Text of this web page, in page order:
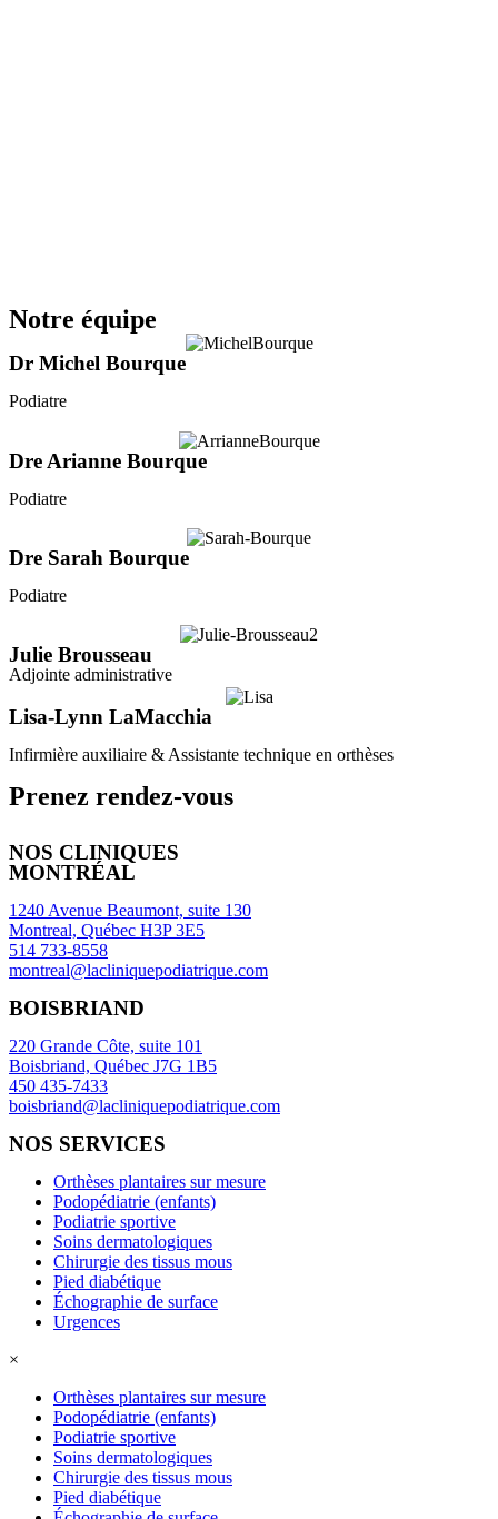
Notre équipe
Dr Michel Bourque
Podiatre
Dre Arianne Bourque
Podiatre
Dre Sarah Bourque
Podiatre
Julie Brousseau
Adjointe administrative
Lisa-Lynn LaMacchia
Infirmière auxiliaire & Assistante technique en orthèses
Prenez rendez-vous
NOS CLINIQUES
MONTRÉAL
1240 Avenue Beaumont, suite 130
Montreal, Québec H3P 3E5
514 733-8558
montreal@lacliniquepodiatrique.com
BOISBRIAND
220 Grande Côte, suite 101
Boisbriand, Québec J7G 1B5
450 435-7433
boisbriand@lacliniquepodiatrique.com
NOS SERVICES
Orthèses plantaires sur mesure
Podopédiatrie (enfants)
Podiatrie sportive
Soins dermatologiques
Chirurgie des tissus mous
Pied diabétique
Échographie de surface
Urgences
×
Orthèses plantaires sur mesure
Podopédiatrie (enfants)
Podiatrie sportive
Soins dermatologiques
Chirurgie des tissus mous
Pied diabétique